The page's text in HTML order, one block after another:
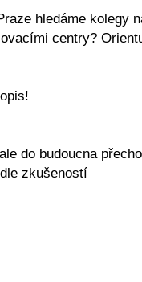
hledáme kolegy
centry?
do budoucna
zkušeností